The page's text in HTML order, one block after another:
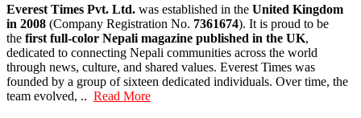
Everest Times Pvt. Ltd. was established in the United Kingdom
in 2008 (Company Registration No. 7361674). It is proud to be
the first full-color Nepali magazine published in the UK,
dedicated to connecting Nepali communities across the world
through news, culture, and shared values. Everest Times was
founded by a group of sixteen dedicated individuals. Over time, the
team evolved, .. Read More